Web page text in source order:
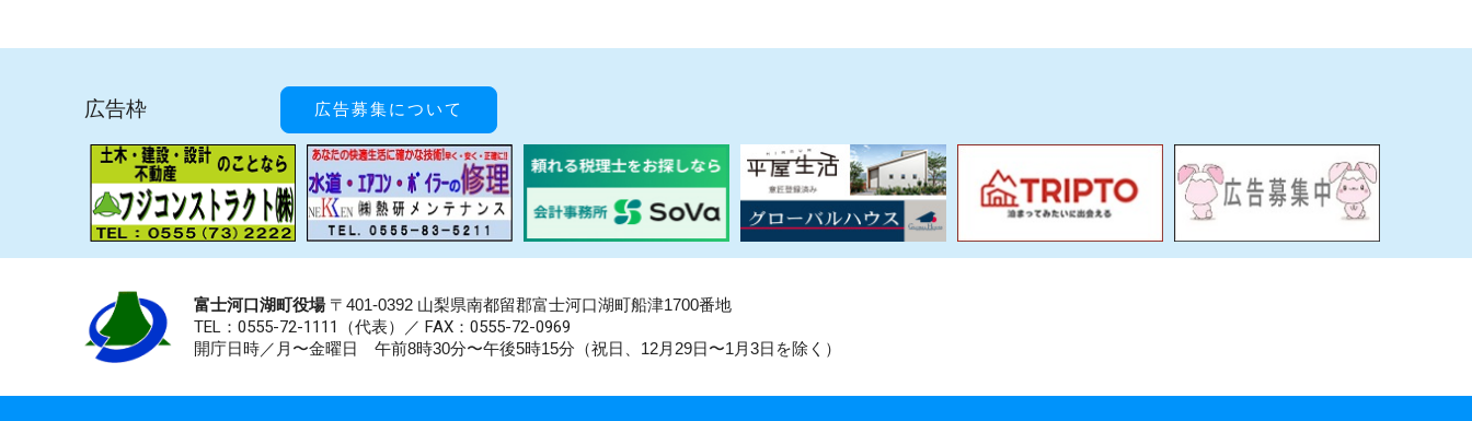
広告枠 広告募集について
富士河口湖町役場〒401-0392 山梨県南都留郡富士河口湖町船津1700番地
TEL：0555-72-1111 （代表）／ FAX：0555-72-0969
開庁日時／月〜金曜日 午前8時30分〜午後5時15分（祝日、12月29日〜1月3日を除く）